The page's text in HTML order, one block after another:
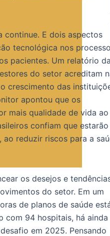
continue. E dois aspectos
tecnológica nos
pacientes. Um relatório da
do setor acreditam
crescimento das
apontou que os
mais qualidade de vida ao
confiam que estarão
ao reduzir riscos para a
os desejos e
do setor. Em um
de planos de saúde
com 94 hospitais, há ainda
em 2025. Pensando